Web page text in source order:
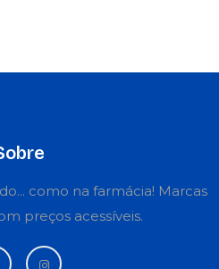
como na farmácia! Marcas
preços acessíveis.